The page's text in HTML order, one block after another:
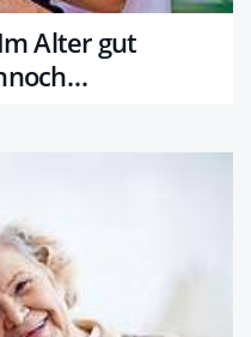
Alter gut